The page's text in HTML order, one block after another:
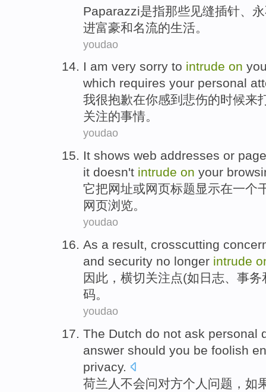
Paparazzi是指那些见缝插针、
进富豪和名流的生活。
youdao
I am very sorry to intrude on
which requires your personal
我很抱歉在你感到 悲伤的时候来
关注的事情。
youdao
It shows web addresses or page
it doesn't intrude on your
它把网址或网页标题显示在一个
网页浏览。
youdao
As a result, crosscutting
and security no longer intrude
因此 ， 横切关注点(如 日志、 事务
码。
youdao
The Dutch do not ask personal
answer should you be foolish
privacy.
荷兰 人 不会问对方个人 问题 ， 如